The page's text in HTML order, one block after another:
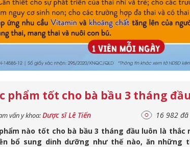
phẩm tốt cho bà bầu 3 tháng đầu
vấn y khoa:Dược sĩ Lê Tiến
16 982
nào tốt cho bà bầu 3 tháng đầu luôn là thắc
bổ sung dinh dưỡng như thế nào, ăn những